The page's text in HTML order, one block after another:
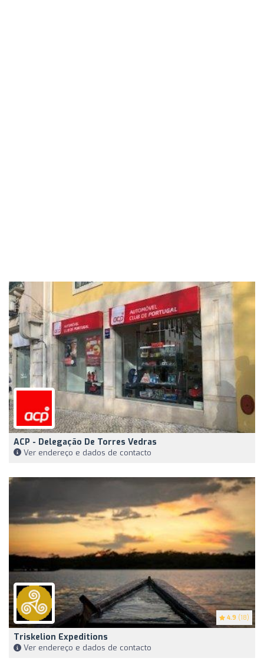
ACP - Delegação De Torres Vedras
Ver endereço e dados de contacto
4.9 (18)
Triskelion Expeditions
Ver endereço e dados de contacto